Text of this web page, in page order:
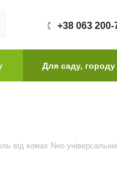
+38 063 200-
Для саду, городу
від комах Neo